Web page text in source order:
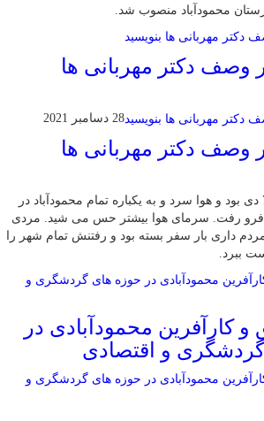
محمودآباد منصوب شد.
وصف دکتر مهربانی ها
28 دسامبر 2021
وصف دکتر مهربانی ها
محمودآباد آنلاین: 7 دی بود و هوا سرد و به یکباره تمام محمودآباد در
رفت. سرمای هوا بیشتر حس می شید. مردی
مردم داری بار سفر بسته بود و رفتنش تمام شهر را
ببرد.
کارآفرین محمودآبادی در
و اقتصادی